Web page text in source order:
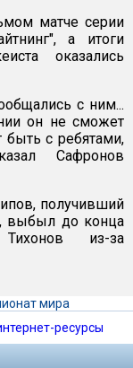
матче серии
а итоги
оказались
с ним...
он не сможет
быть с ребятами,
Сафронов
получивший
выбыл до конца
из-за
мира
ресурсы